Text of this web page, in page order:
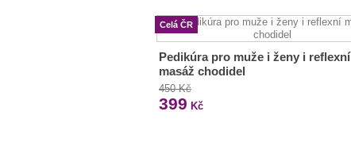
Celá ČR
Pedikúra pro muže i ženy i reflexní
masáž chodidel
450 Kč
399 Kč